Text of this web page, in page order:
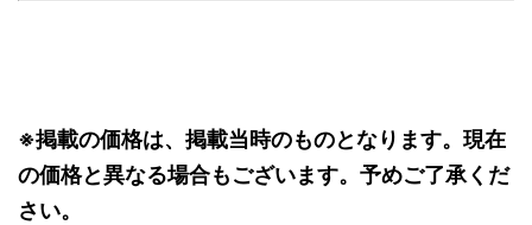
※掲載の価格は、掲載当時のものとなります。現在
の価格と異なる場合もございます。予めご了承くだ
さい。